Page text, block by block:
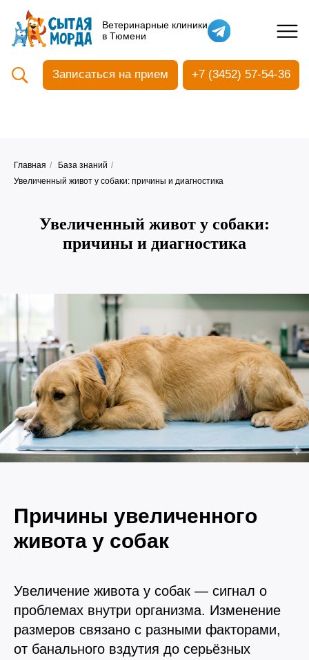
Ветеринарные клиники
в Тюмени
Кастрация собак
Вакцинация
Ультразвуковая чистка зубов
Общий анализ крови
Прием хирургический
Прием дерматологический
Прием нефролого - урологический
Прием стоматологический
Прием эндокринологический
Вакцинация кроликов
Главная / База знаний /
Увеличенный живот у собаки: причины и диагностика
Увеличенный живот у собаки:
причины и диагностика
Причины увеличенного
живота у собак
Увеличение живота у собак — сигнал о
проблемах внутри организма. Изменение
размеров связано с разными факторами,
от банального вздутия до серьёзных